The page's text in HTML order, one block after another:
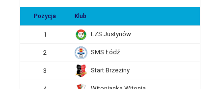
Pozycja Klub
1 LZS Justynów
2 SMS Łódź
3 Start Brzeziny